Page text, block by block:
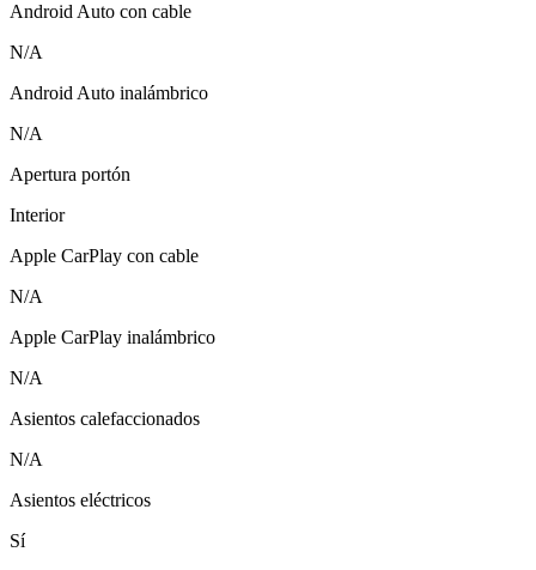
Android Auto con cable
N/A
Android Auto inalámbrico
N/A
Apertura portón
Interior
Apple CarPlay con cable
N/A
Apple CarPlay inalámbrico
N/A
Asientos calefaccionados
N/A
Asientos eléctricos
Sí